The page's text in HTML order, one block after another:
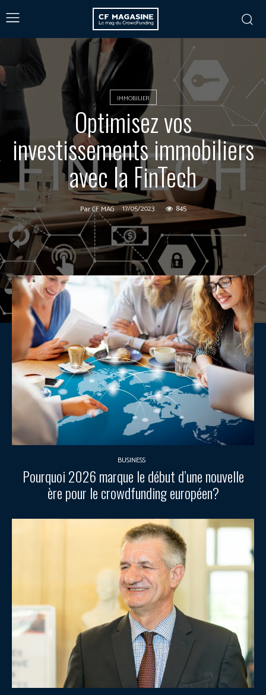
IMMOBILIER
Optimisez vos
investissements immobiliers
avec la FinTech
ParCF MAG 17/05/2023 845
BUSINESS
Pourquoi 2026 marque le début d’une nouvelle
ère pour le crowdfunding européen?